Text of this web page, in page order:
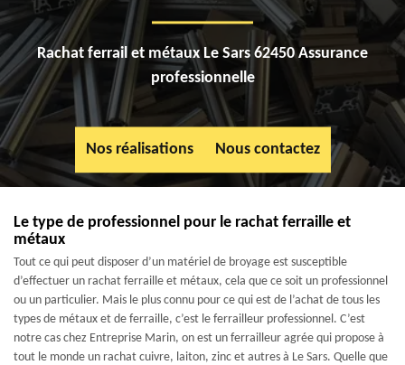
Rachat ferrail et métaux Le Sars 62450 Assurance
professionnelle
Nos réalisations Nous contactez
Le type de professionnel pour le rachat ferraille et
métaux
Tout ce qui peut disposer d’un matériel de broyage est susceptible
d’effectuer un rachat ferraille et métaux, cela que ce soit un professionnel
ou un particulier. Mais le plus connu pour ce qui est de l’achat de tous les
types de métaux et de ferraille, c’est le ferrailleur professionnel. C’est
notre cas chez Entreprise Marin, on est un ferrailleur agrée qui propose à
tout le monde un rachat cuivre, laiton, zinc et autres à Le Sars. Quelle que